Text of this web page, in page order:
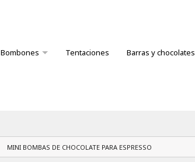
Bombones Tentaciones Barras y chocolates
MINI BOMBAS DE CHOCOLATE PARA ESPRESSO